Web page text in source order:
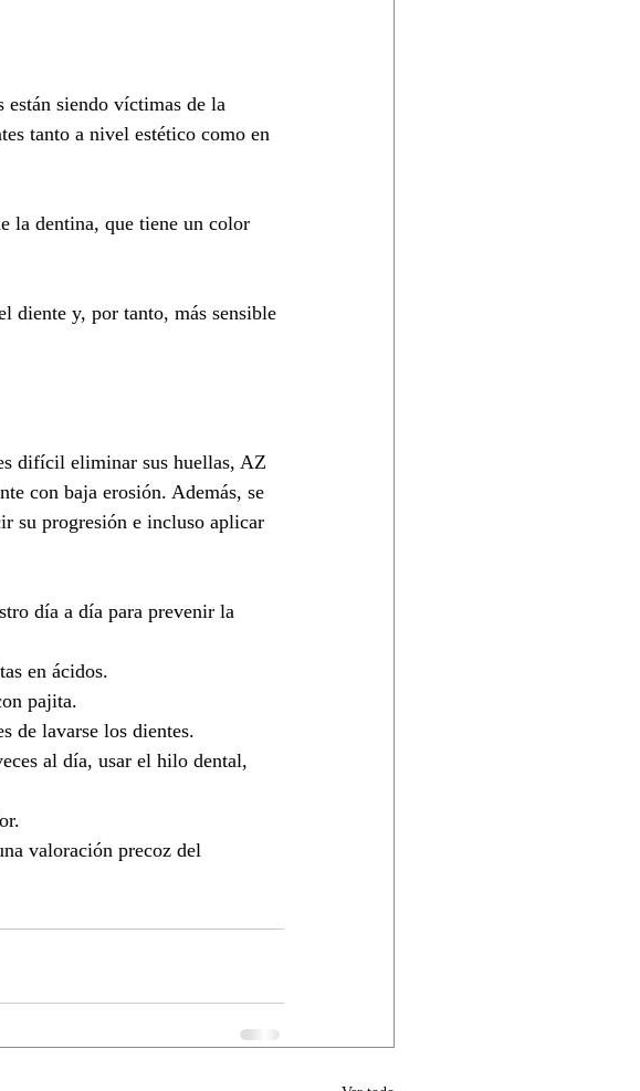
están siendo víctimas de la
tanto a nivel estético como en
la dentina, que tiene un color
diente y, por tanto, más sensible
difícil eliminar sus huellas, AZ
con baja erosión. Además, se
su progresión e incluso aplicar
día a día para prevenir la
en ácidos.
pajita.
de lavarse los dientes.
al día, usar el hilo dental,
valoración precoz del